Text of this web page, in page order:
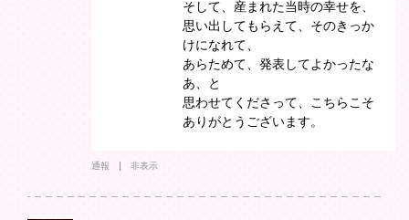
そして、産まれた当時の幸せを、
思い出してもらえて、そのきっか
けになれて、
あらためて、発表してよかったな
あ、と
思わせてくださって、こちらこそ
ありがとうございます。
通報 非表示